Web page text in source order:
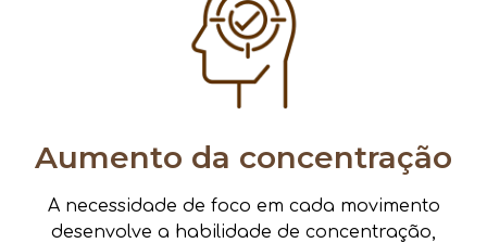
Aumento da concentração
A necessidade de foco em cada movimento
desenvolve a habilidade de concentração,